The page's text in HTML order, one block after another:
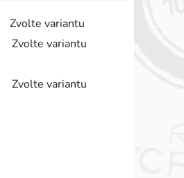
Zvolte variantu
Zvolte variantu
Zvolte variantu